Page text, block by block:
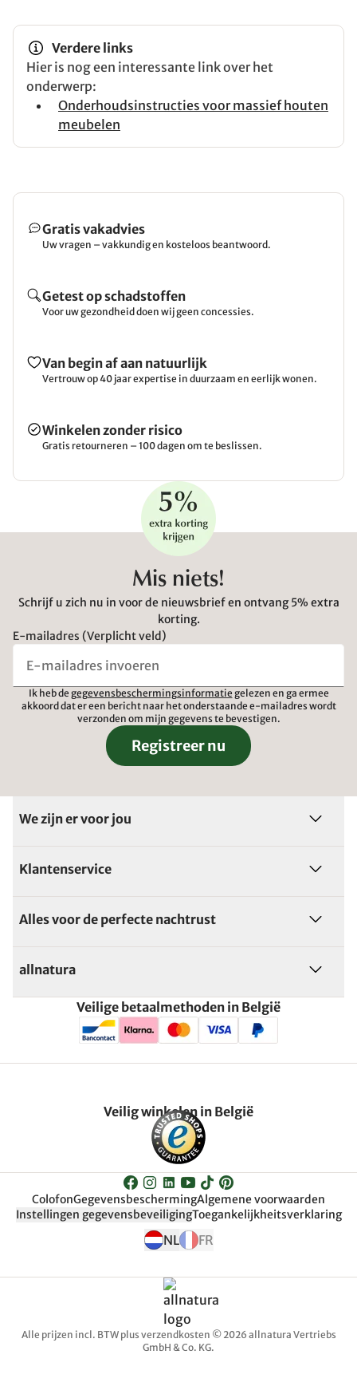
Verdere links
Hier is nog een interessante link over het
onderwerp:
Onderhoudsinstructies voor massief houten
meubelen
Gratis vakadvies
Uw vragen – vakkundig en kosteloos beantwoord.
Getest op schadstoffen
Voor uw gezondheid doen wij geen concessies.
Van begin af aan natuurlijk
Vertrouw op 40 jaar expertise in duurzaam en eerlijk wonen.
Winkelen zonder risico
Gratis retourneren – 100 dagen om te beslissen.
Mis niets!
Schrijf u zich nu in voor de nieuwsbrief en ontvang 5% extra
korting.
E-mailadres (Verplicht veld)
Ik heb de gegevensbeschermingsinformatie gelezen en ga ermee
akkoord dat er een bericht naar het onderstaande e-mailadres wordt
verzonden om mijn gegevens te bevestigen.
Registreer nu
We zijn er voor jou
Klantenservice
Alles voor de perfecte nachtrust
allnatura
Veilige betaalmethoden in België
Veilig winkelen in België
ColofonGegevensbeschermingAlgemene voorwaarden
Instellingen gegevensbeveiligingToegankelijkheitsverklaring
NL FR
Alle prijzen incl. BTW plus verzendkosten © 2026 allnatura Vertriebs
GmbH & Co. KG.